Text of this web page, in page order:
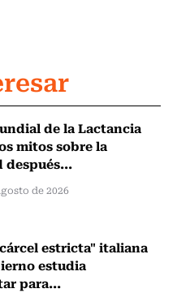
de la Lactancia
mitos sobre la
después...
de 2026
estricta" italiana
estudia
para...